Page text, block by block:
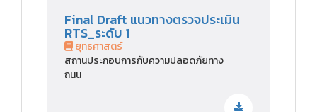
Final Draft แนวทางตรวจประเมิน
RTS_ระดับ 1
ยุทธศาสตร์
สถานประกอบการกับความปลอดภัยทาง
ถนน